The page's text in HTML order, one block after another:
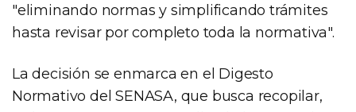
"eliminando normas y simplificando trámites
hasta revisar por completo toda la normativa".
La decisión se enmarca en el Digesto
Normativo del SENASA, que busca recopilar,